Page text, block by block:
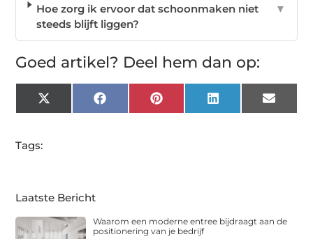
Hoe zorg ik ervoor dat schoonmaken niet
steeds blijft liggen?
▼
Goed artikel? Deel hem dan op:
X
(Twitter)
FacebookPinterest LinkedIn Email
Tags:
Laatste Bericht
Waarom een moderne entree bijdraagt aan de
positionering van je bedrijf